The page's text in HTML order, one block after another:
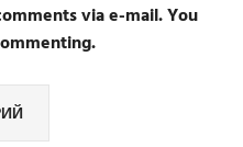
via e-mail. You